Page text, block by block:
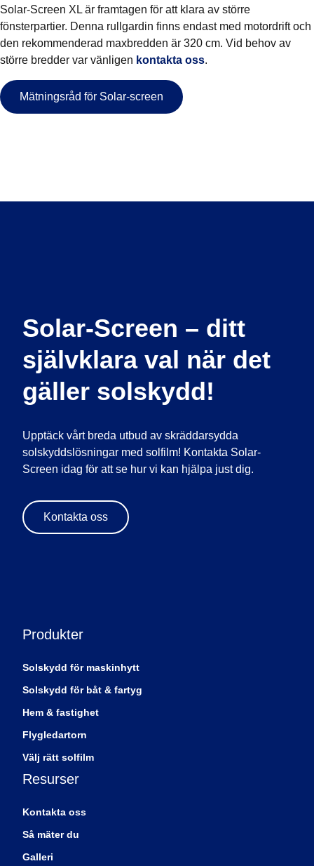
Solar-Screen XL är framtagen för att klara av större
fönsterpartier. Denna rullgardin finns endast med motordrift och
den rekommenderad maxbredden är 320 cm. Vid behov av
större bredder var vänligen kontakta oss.
Mätningsråd för Solar-screen
Solar-Screen – ditt
självklara val när det
gäller solskydd!
Upptäck vårt breda utbud av skräddarsydda
solskyddslösningar med solfilm! Kontakta Solar-
Screen idag för att se hur vi kan hjälpa just dig.
Kontakta oss
Produkter
Solskydd för maskinhytt
Solskydd för båt & fartyg
Hem & fastighet
Flygledartorn
Välj rätt solfilm
Resurser
Kontakta oss
Så mäter du
Galleri